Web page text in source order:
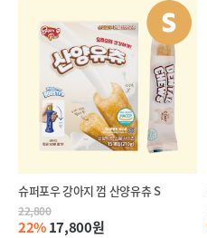
슈퍼포우 강아지 껌 산양유츄 S
22,800
22%17,800원